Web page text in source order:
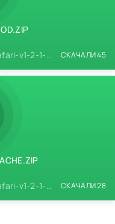
Название файла: zombie-offroad-safari-v1-2-1-mod.zip
СКАЧАЛИ 45
Название файла: zombie-offroad-safari-v1-2-1-cache.zip
СКАЧАЛИ 28